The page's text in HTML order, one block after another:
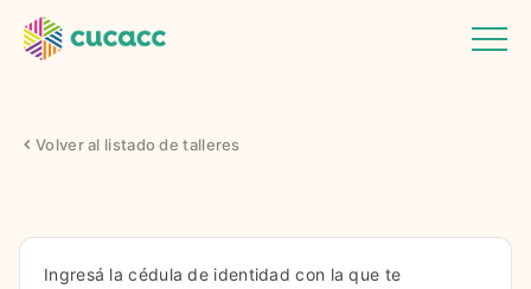
Volver al listado de talleres
Ingresá la cédula de identidad con la que te